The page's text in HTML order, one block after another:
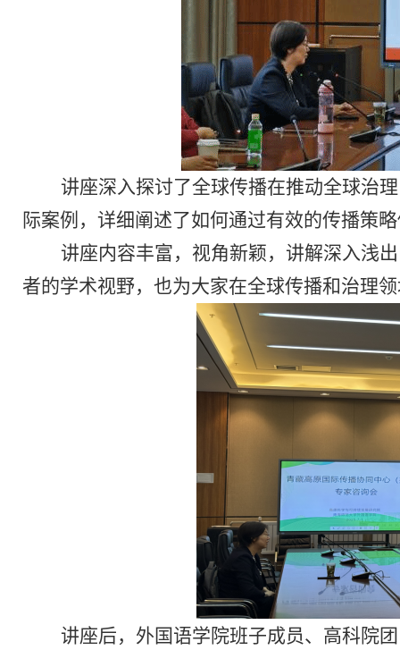
讲座深入探讨了全球传播在推动全球治
际案例，详细阐述了如何通过有效的传播策
讲座内容丰富，视角新颖，讲解深入浅
者的学术视野，也为大家在全球传播和治理
讲座后， 外国语学院班子成员、高科院